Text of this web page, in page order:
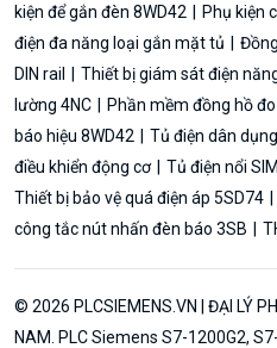
kiện để gắn đèn 8WD42
Phụ kiện
điện đa năng loại gắn mặt tủ
DIN rail
Thiết bị giám sát điện
lường 4NC
Phần mềm đồng hồ
báo hiệu 8WD42
Tủ điện dân
điều khiển động cơ
Tủ điện nổi
Thiết bị bảo vệ quá điện áp 5SD74
công tắc nút nhấn đèn báo 3SB
© 2026 PLCSIEMENS.VN | ĐẠI LÝ
NAM. PLC Siemens S7-1200G2,